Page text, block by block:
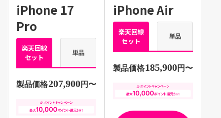
iPhone 17
Pro
楽天回線
セット
単品
製品価格207,900円〜
iPhone Air
楽天回線
セット
単品
製品価格185,900円〜